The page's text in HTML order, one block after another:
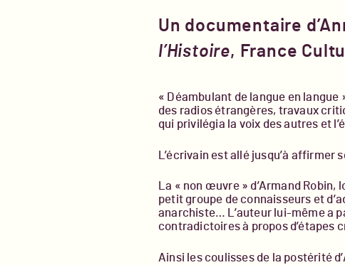
Un documentaire
l’Histoire, France
« Déambulant de langue en
des radios étrangères, travaux
qui privilégia la voix des autres et
L’écrivain est allé jusqu’à affirmer
La « non œuvre » d’Armand
petit groupe de connaisseurs et
anarchiste… L’auteur lui-même a
contradictoires à propos d’étapes
Ainsi les coulisses de la postérité